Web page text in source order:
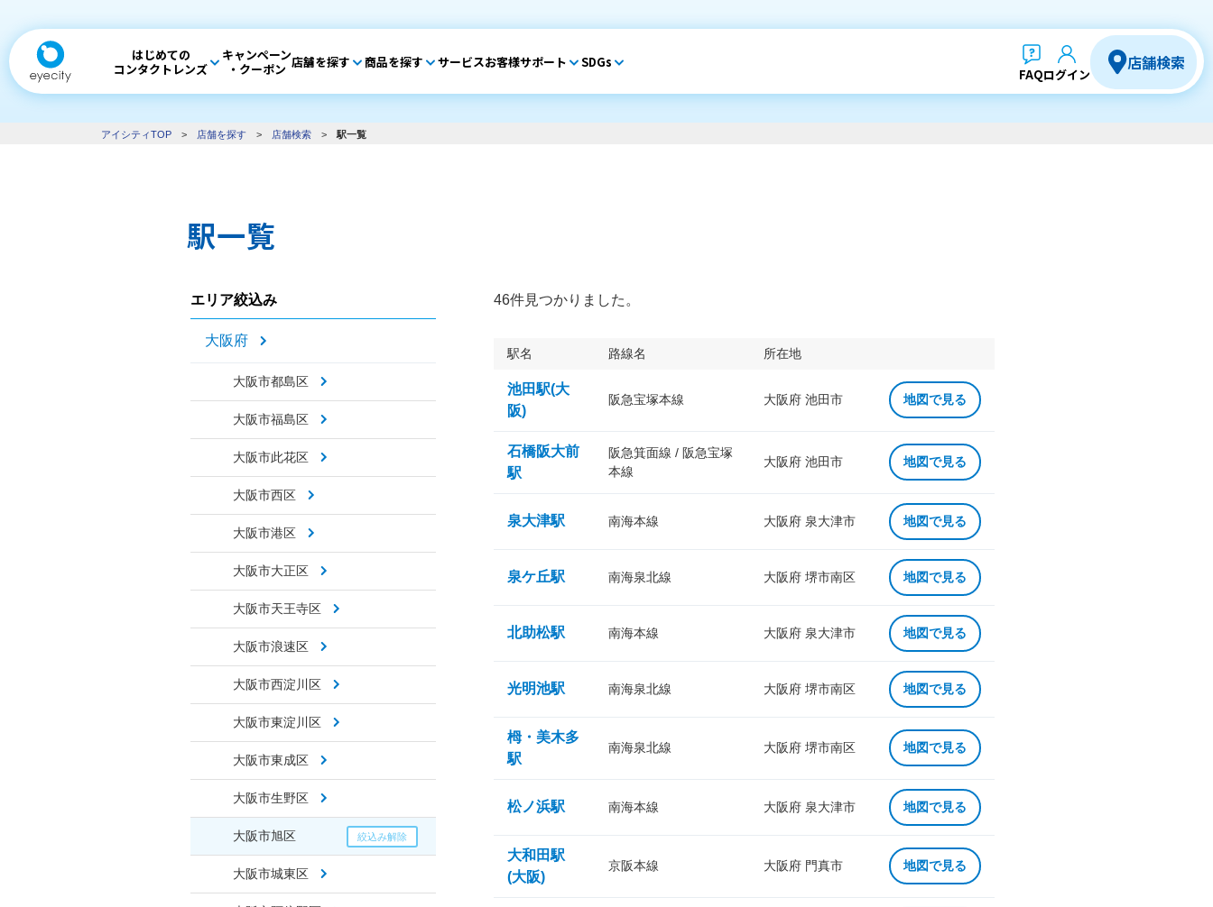
はじめての
コンタクトレンズ
キャンペーン
・クーポン 店舗を探す 商品を探す サービスお客様サポート SDGs
FAQログイン
店舗検索
アイシティTOP > 店舗を探す > 店舗検索 > 駅一覧
駅一覧
エリア絞込み
大阪府
大阪市都島区
大阪市福島区
大阪市此花区
大阪市西区
大阪市港区
大阪市大正区
大阪市天王寺区
大阪市浪速区
大阪市西淀川区
大阪市東淀川区
大阪市東成区
大阪市生野区
大阪市旭区
大阪市城東区
46件見つかりました。
駅名 路線名 所在地
池田駅(大
阪)
阪急宝塚本線 大阪府 池田市 地図で見る
石橋阪大前
駅
阪急箕面線 / 阪急宝塚
本線
大阪府 池田市 地図で見る
泉大津駅 南海本線 大阪府 泉大津市 地図で見る
泉ケ丘駅 南海泉北線 大阪府 堺市南区 地図で見る
北助松駅 南海本線 大阪府 泉大津市 地図で見る
光明池駅 南海泉北線 大阪府 堺市南区 地図で見る
栂・美木多
駅
南海泉北線 大阪府 堺市南区 地図で見る
松ノ浜駅 南海本線 大阪府 泉大津市 地図で見る
大和田駅
(大阪)
京阪本線 大阪府 門真市 地図で見る